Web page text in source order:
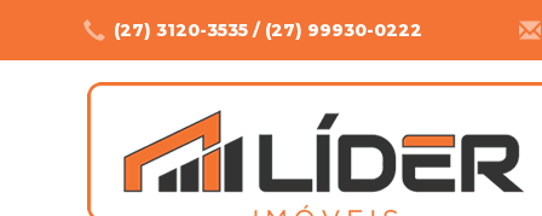
(27) 3120-3535 / (27) 99930-0222